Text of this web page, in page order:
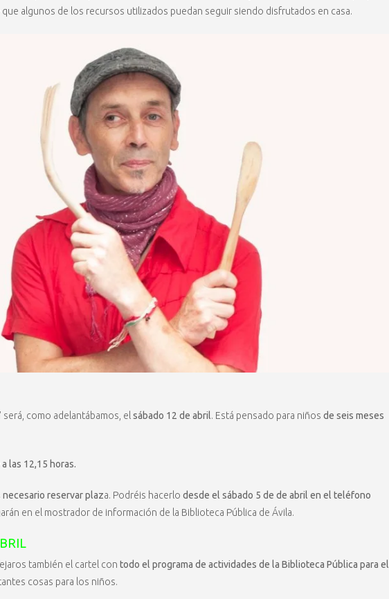
algunos de los recursos utilizados puedan seguir siendo disfrutados en casa.
será, como adelantábamos, el sábado 12 de abril. Está pensado para niños de seis meses
las 12,15 horas.
necesario reservar plaza. Podréis hacerlo desde el sábado 5 de de abril en el teléfono
en el mostrador de información de la Biblioteca Pública de Ávila.
también el cartel con todo el programa de actividades de la Biblioteca Pública para el
cosas para los niños.